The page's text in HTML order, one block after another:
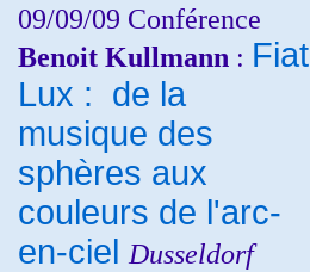
09/09/09 Conférence
Benoit Kullmann : Fiat
Lux : de la
musique des
sphères aux
couleurs de l'arc-
en-ciel Dusseldorf